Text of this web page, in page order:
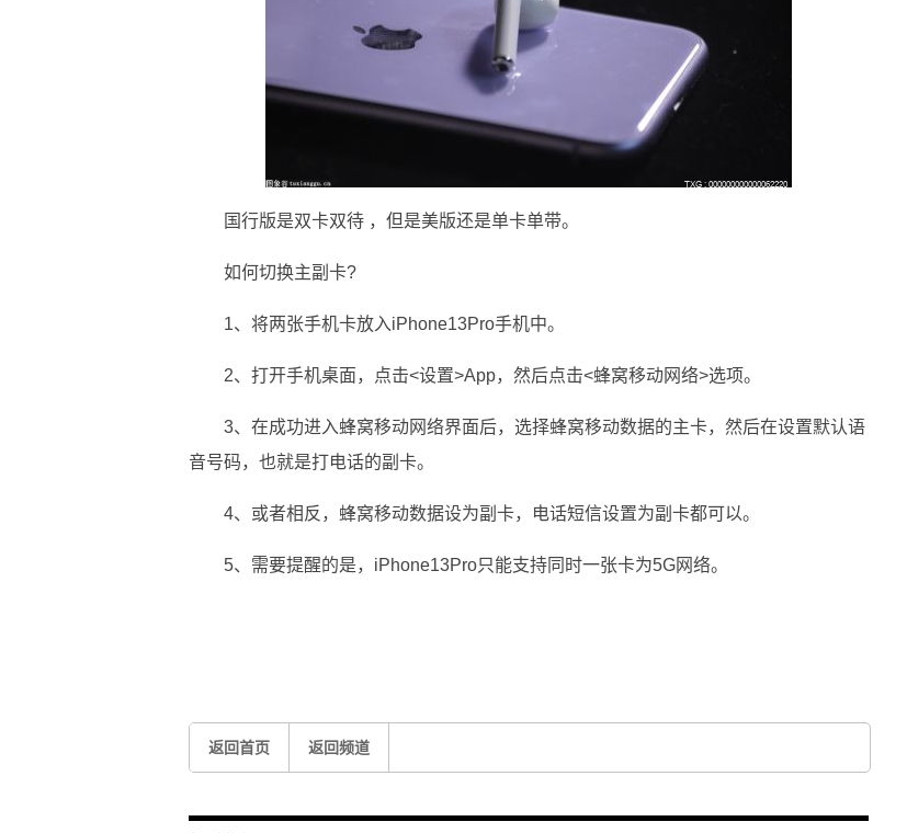
国行版是双卡双待 ，但是美版还是单卡单带。
如何切换主副卡?
1、将两张手机卡放入iPhone13Pro手机中。
2、打开手机桌面，点击<设置>App，然后点击<蜂窝移动网络>选项。
3、在成功进入蜂窝移动网络界面后，选择蜂窝移动数据的主卡，然后在设置默认语
音号码，也就是打电话的副卡。
4、或者相反，蜂窝移动数据设为副卡，电话短信设置为副卡都可以。
5、需要提醒的是，iPhone13Pro只能支持同时一张卡为5G网络。
返回首页 返回频道